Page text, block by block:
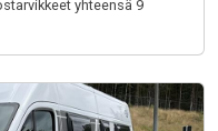
yhteensä 9